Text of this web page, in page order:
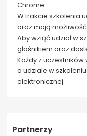
Chrome.
W trakcie szkolenia
oraz mają
Aby wziąć udział w
głośnikiem oraz
Każdy z
o udziale w
elektronicznej.
Partnerzy